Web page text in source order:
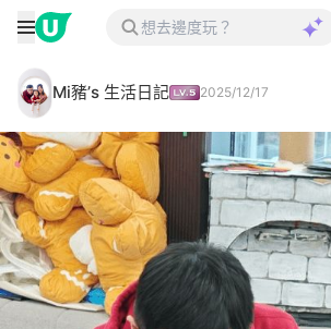
Mi豬’s 生活日記 2025/12/17